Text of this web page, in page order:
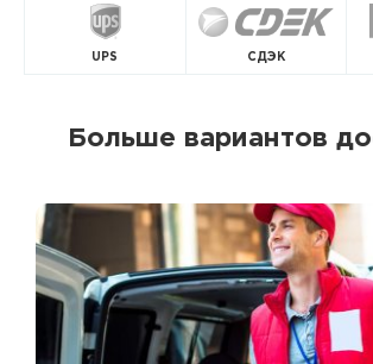
UPS СДЭК
Больше вариантов